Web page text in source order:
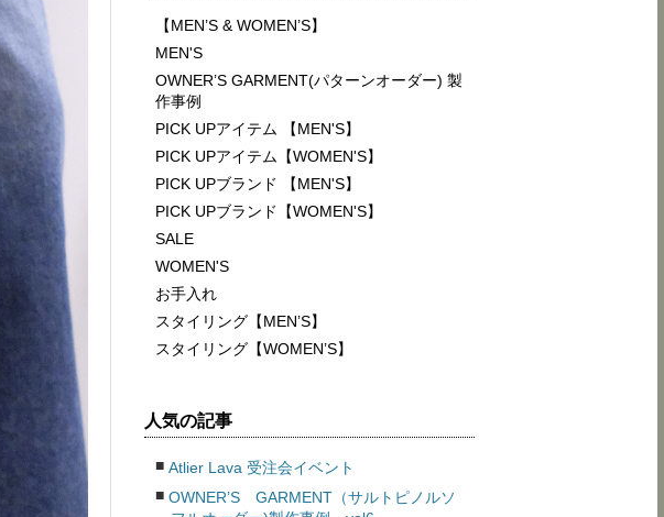
【MEN’S & WOMEN’S】
MEN'S
OWNER’S GARMENT(パターンオーダー) 製
作事例
PICK UPアイテム 【MEN'S】
PICK UPアイテム【WOMEN'S】
PICK UPブランド 【MEN'S】
PICK UPブランド【WOMEN'S】
SALE
WOMEN'S
お手入れ
スタイリング【MEN’S】
スタイリング【WOMEN’S】
人気の記事
Atlier Lava 受注会イベント
OWNER’S GARMENT（サルトピノルソ